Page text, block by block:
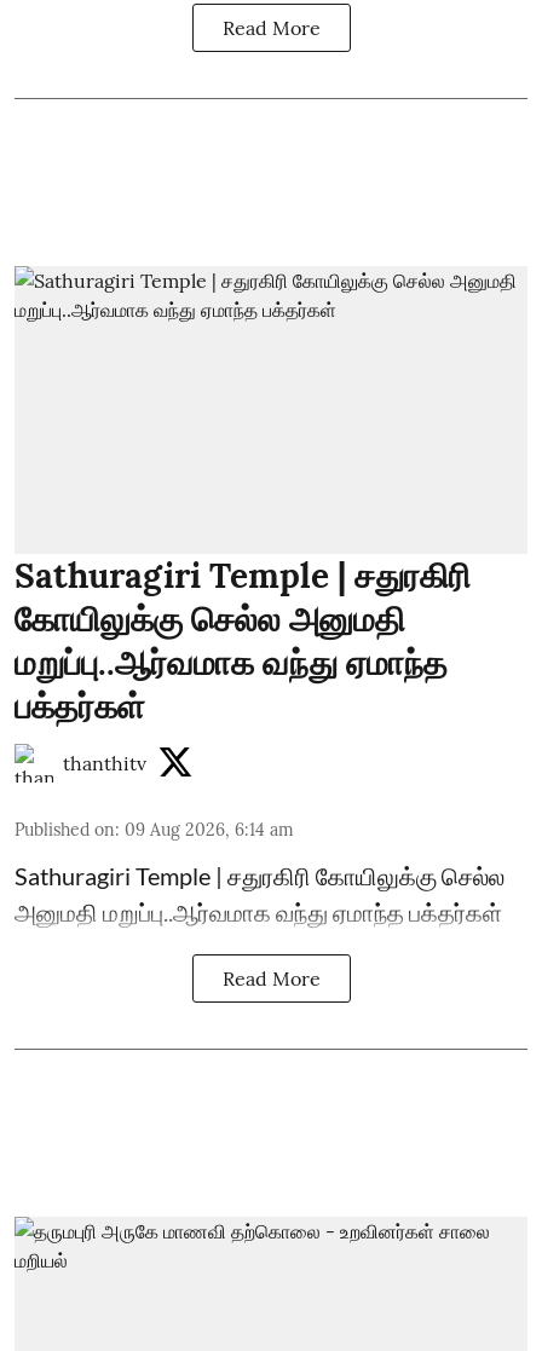
Read More
Sathuragiri Temple | சதுரகிரி
கோயிலுக்கு செல்ல அனுமதி
மறுப்பு..ஆர்வமாக வந்து ஏமாந்த
பக்தர்கள்
thanthitv
Published on: 09 Aug 2026, 6:14 am
Sathuragiri Temple | சதுரகிரி கோயிலுக்கு செல்ல
அனுமதி மறுப்பு..ஆர்வமாக வந்து ஏமாந்த பக்தர்கள்
Read More